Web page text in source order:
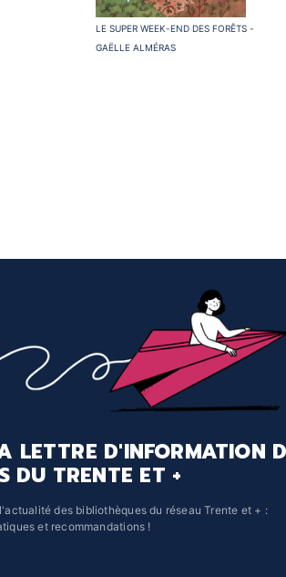
Le Super Week-end des forêts -
Gaëlle Alméras
LETTRE D'INFORMATION
DU TRENTE ET +
des bibliothèques du réseau Trente et + :
et recommandations !